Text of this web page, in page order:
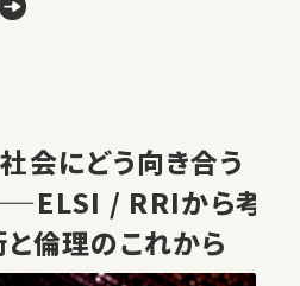
会にどう向き合う
/ RRIから考
倫理のこれから